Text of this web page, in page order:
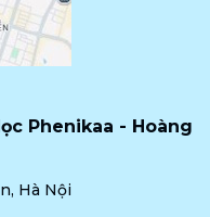
Phenikaa - Hoàng
Hà Nội